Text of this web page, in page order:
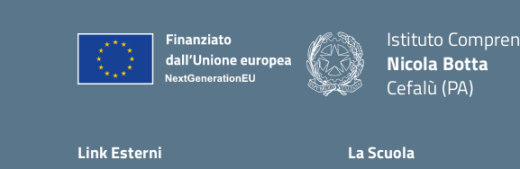
Istituto
Nicola Botta
Cefalù (PA)
Link Esterni La Scuola